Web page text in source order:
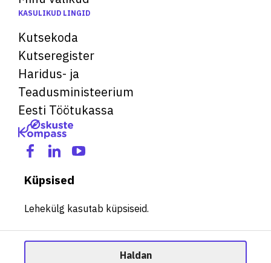
KASULIKUD LINGID
Kutsekoda
Kutseregister
Haridus- ja
Teadusministeerium
Eesti Töötukassa
Küpsised
Lehekülg kasutab küpsiseid.
Haldan